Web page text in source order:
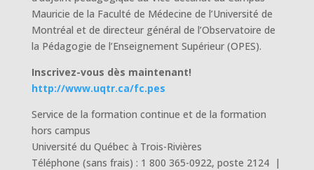
Mauricie de la Faculté de Médecine de l’Université de
Montréal et de directeur général de l’Observatoire de
la Pédagogie de l’Enseignement Supérieur (OPES).
Inscrivez-vous dès maintenant!
http://www.uqtr.ca/fc.pes
Service de la formation continue et de la formation
hors campus
Université du Québec à Trois-Rivières
Téléphone (sans frais) : 1 800 365-0922, poste 2124 |